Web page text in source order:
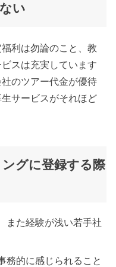
い
利は勿論のこと、教
スは充実しています
のツアー代金が優待
サービスがそれほど
グに登録する際
また経験が浅い若手社
務的に感じられること